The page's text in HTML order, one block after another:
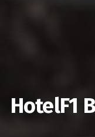
HotelF1